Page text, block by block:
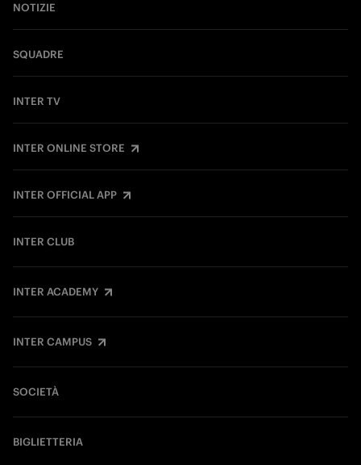
NOTIZIE
SQUADRE
INTER TV
INTER ONLINE STORE
INTER OFFICIAL APP
INTER CLUB
INTER ACADEMY
INTER CAMPUS
SOCIETÀ
BIGLIETTERIA